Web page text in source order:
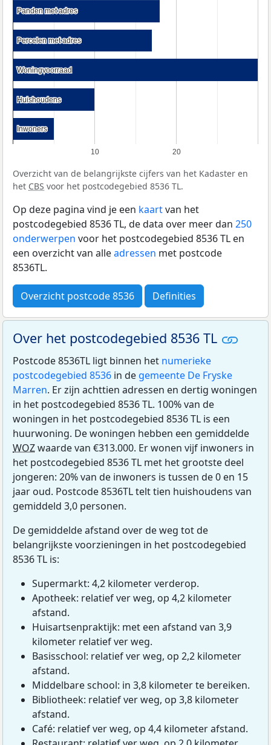
10 20
Panden met adres
Panden met adres
Percelen met adres
Percelen met adres
Woningvoorraad
Woningvoorraad
Huishoudens
Huishoudens
Inwoners
Inwoners
Overzicht van de belangrijkste cijfers van het Kadaster en
het CBS voor het postcodegebied 8536 TL.
Op deze pagina vind je een kaartvan het
postcodegebied 8536 TL, de data over meer dan 250
onderwerpen voor het postcodegebied 8536 TL en
een overzicht van alleadressen met postcode
8536TL.
Overzicht postcode 8536 Definities
Over het postcodegebied 8536 TL
Postcode 8536TL ligt binnen het numerieke
postcodegebied 8536 in de gemeente De Fryske
Marren. Er zijn achttien adressen en dertig woningen
in het postcodegebied 8536 TL. 100% van de
woningen in het postcodegebied 8536 TL is een
huurwoning. De woningen hebben een gemiddelde
WOZwaarde van €313.000. Er wonen vijf inwoners in
het postcodegebied 8536 TL met het grootste deel
jongeren: 20% van de inwoners is tussen de 0 en 15
jaar oud. Postcode 8536TL telt tien huishoudens van
gemiddeld 3,0 personen.
De gemiddelde afstand over de weg tot de
belangrijkste voorzieningen in het postcodegebied
8536 TL is:
Supermarkt: 4,2 kilometer verderop.
Apotheek: relatief ver weg, op 4,2 kilometer
afstand.
Huisartsenpraktijk: met een afstand van 3,9
kilometer relatief ver weg.
Basisschool: relatief ver weg, op 2,2 kilometer
afstand.
Middelbare school: in 3,8 kilometer te bereiken.
Bibliotheek: relatief ver weg, op 3,8 kilometer
afstand.
Café: relatief ver weg, op 4,4 kilometer afstand.